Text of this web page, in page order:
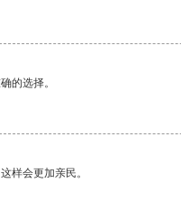
的选择。
样会更加亲民。